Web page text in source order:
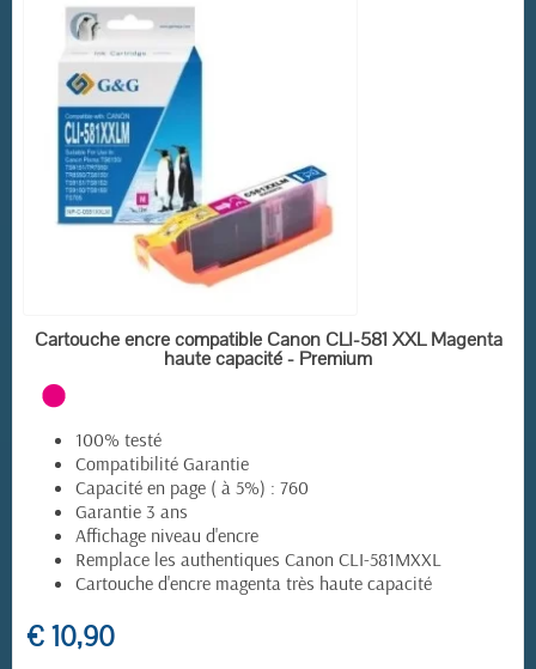
EN STOCK
Cartouche encre compatible Canon CLI-581 XXL Magenta
haute capacité - Premium
100% testé
Compatibilité Garantie
Capacité en page ( à 5%) : 760
Garantie 3 ans
Affichage niveau d'encre
Remplace les authentiques Canon CLI-581MXXL
Cartouche d'encre magenta très haute capacité
€ 10,90